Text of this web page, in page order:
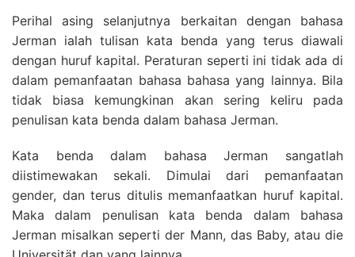
Perihal asing selanjutnya berkaitan dengan bahasa
Jerman ialah tulisan kata benda yang terus diawali
dengan huruf kapital. Peraturan seperti ini tidak ada di
dalam pemanfaatan bahasa bahasa yang lainnya. Bila
tidak biasa kemungkinan akan sering keliru pada
penulisan kata benda dalam bahasa Jerman.
Kata benda dalam bahasa Jerman sangatlah
diistimewakan sekali. Dimulai dari pemanfaatan
gender, dan terus ditulis memanfaatkan huruf kapital.
Maka dalam penulisan kata benda dalam bahasa
Jerman misalkan seperti der Mann, das Baby, atau die